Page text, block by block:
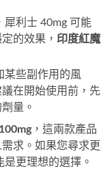
犀利士 40mg 可能
的效果， 印度紅魔
某些副作用的風
在開始使用前，先
量。
，這兩款產品
求。如果您尋求更
是更理想的選擇。